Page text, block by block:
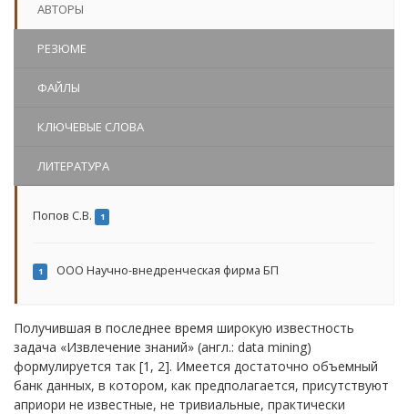
АВТОРЫ
РЕЗЮМЕ
ФАЙЛЫ
КЛЮЧЕВЫЕ СЛОВА
ЛИТЕРАТУРА
Попов С.В. 1
1 ООО Научно-внедренческая фирма БП
Получившая в последнее время широкую известность
задача «Извлечение знаний» (англ.: data mining)
формулируется так [1, 2]. Имеется достаточно объемный
банк данных, в котором, как предполагается, присутствуют
априори не известные, не тривиальные, практически